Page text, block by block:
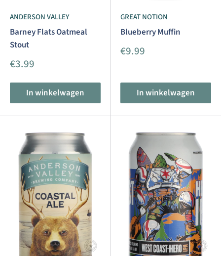
ANDERSON VALLEY
Barney Flats Oatmeal
Stout
Aanbiedingsprijs
€3.99
In winkelwagen
GREAT NOTION
Blueberry Muffin
Aanbiedingsprijs
€9.99
In winkelwagen